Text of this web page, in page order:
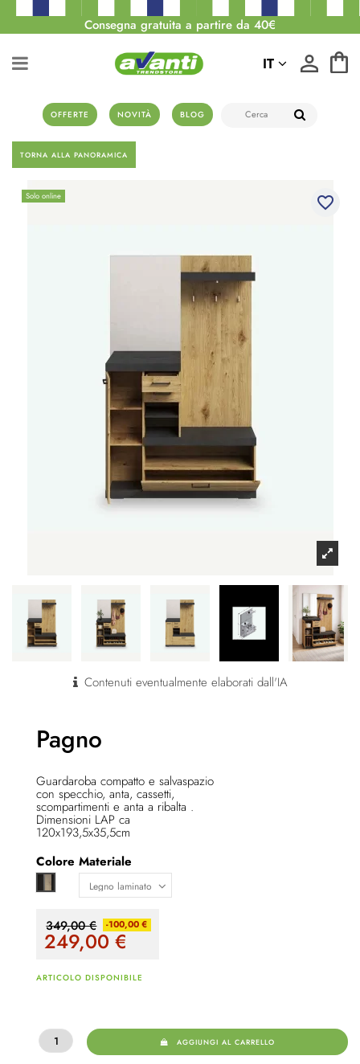
Consegna gratuita a partire da 40€
OFFERTE NOVITÀ BLOG
IT
TORNA ALLA PANORAMICA
Solo online favorite_border
Contenuti eventualmente elaborati dall'IA
Pagno
Guardaroba compatto e salvaspazio
con specchio, anta, cassetti,
scompartimenti e anta a ribalta .
Dimensioni LAP ca
120x193,5x35,5cm
Colore
grigio Matera/quercia Artisan
Materiale
349,00 € -100,00 €
249,00€
ARTICOLO DISPONIBILE
AGGIUNGI AL CARRELLO